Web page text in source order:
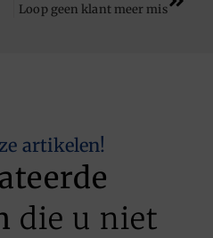
Loop geen klant meer mis
artikelen!
die u niet